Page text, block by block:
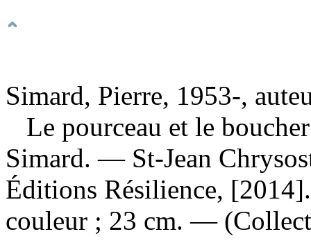
Simard, Pierre, 1953-,
Le pourceau et le
Simard. — St-Jean
Éditions Résilience,
couleur ; 23 cm. —